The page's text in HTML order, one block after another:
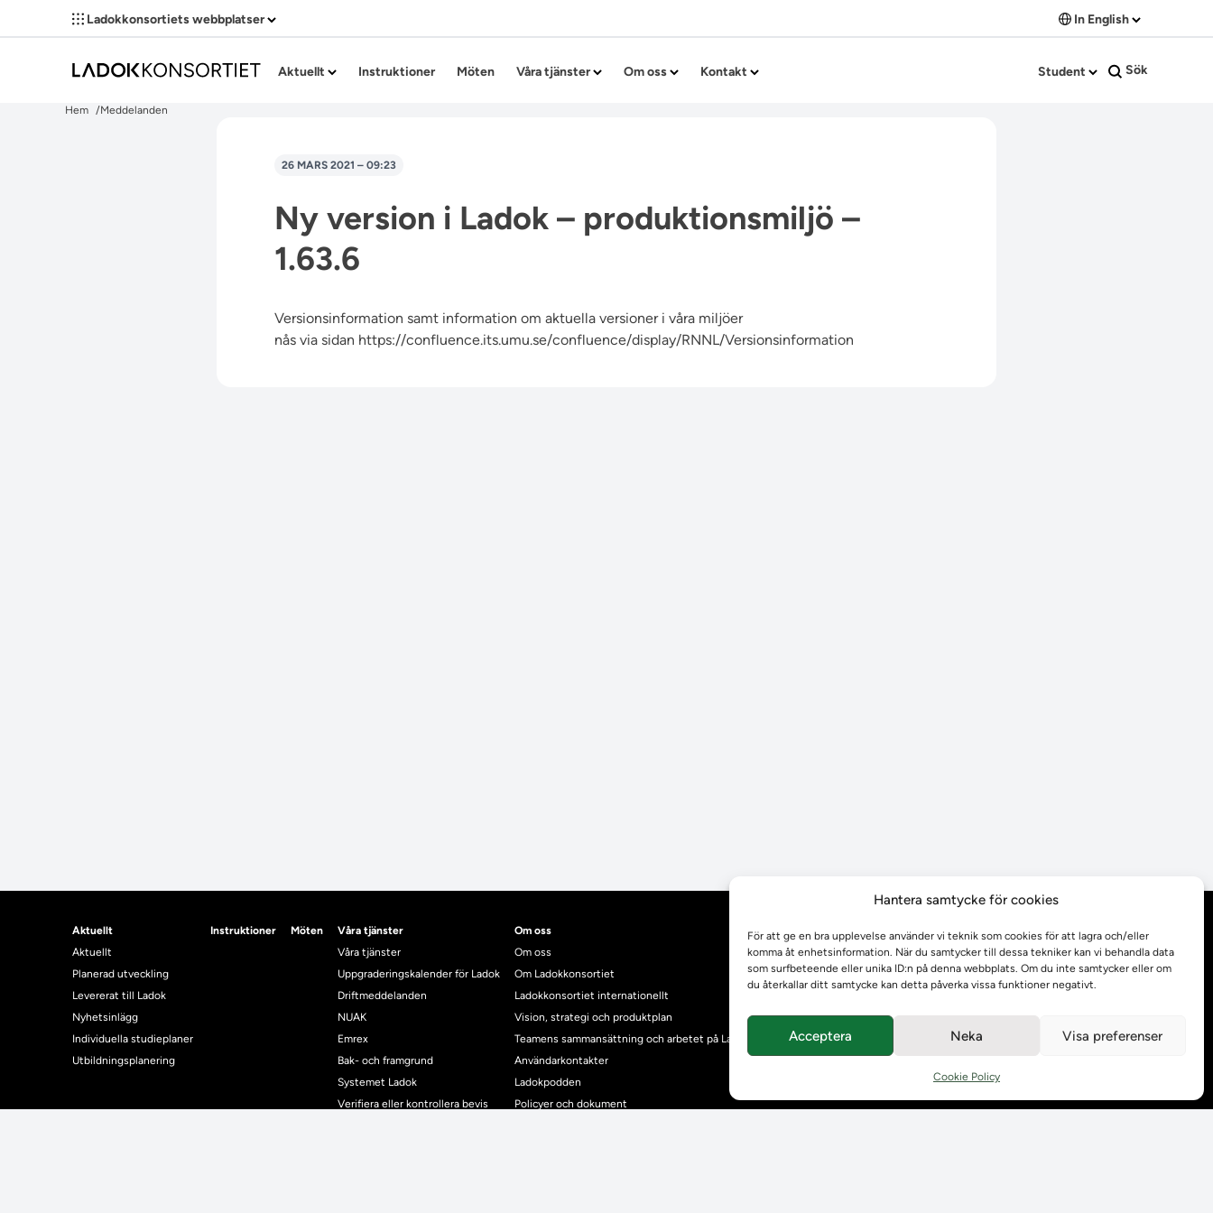
Hantera samtycke för cookies
För att ge en bra upplevelse använder vi teknik som cookies för att lagra och/eller
komma åt enhetsinformation. När du samtycker till dessa tekniker kan vi behandla data
som surfbeteende eller unika ID:n på denna webbplats. Om du inte samtycker eller om
du återkallar ditt samtycke kan detta påverka vissa funktioner negativt.
Acceptera Neka Visa preferenser
Cookie Policy
Ladokkonsortiets webbplatser In English
Aktuellt Instruktioner Möten Våra tjänster Om oss Kontakt Student Sök
Hem Meddelanden
26 MARS 2021 – 09:23
Ny version i Ladok – produktionsmiljö –
1.63.6
Versionsinformation samt information om aktuella versioner i våra miljöer
nås via sidan https://confluence.its.umu.se/confluence/display/RNNL/Versionsinformation
Aktuellt
Aktuellt
Planerad utveckling
Levererat till Ladok
Nyhetsinlägg
Individuella studieplaner
Utbildningsplanering
Instruktioner Möten
Våra tjänster
Våra tjänster
Uppgraderingskalender för Ladok
Driftmeddelanden
NUAK
Emrex
Bak- och framgrund
Systemet Ladok
Verifiera eller kontrollera bevis
Om oss
Om oss
Om Ladokkonsortiet
Ladokkonsortiet internationellt
Vision, strategi och produktplan
Teamens sammansättning och arbetet på Ladokkonsortiet
Användarkontakter
Ladokpodden
Policyer och dokument
Behandling av
personuppgifter
Prenumerera på våra